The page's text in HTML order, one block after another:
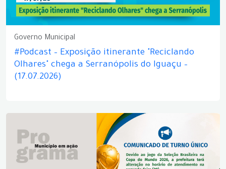
Governo Municipal
#Podcast – Exposição itinerante "Reciclando
Olhares" chega a Serranópolis do Iguaçu –
(17.07.2026)